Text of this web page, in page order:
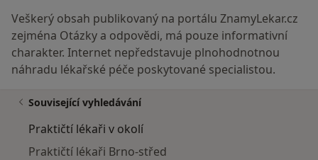
Veškerý obsah publikovaný na portálu ZnamyLekar.cz
zejména Otázky a odpovědi, má pouze informativní
charakter. Internet nepředstavuje plnohodnotnou
náhradu lékařské péče poskytované specialistou.
Související vyhledávání
Praktičtí lékaři v okolí
Praktičtí lékaři Brno-střed